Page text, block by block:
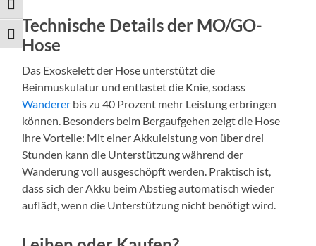
Umschalten auf hohe Kontraste
Schrift vergrößern
Technische Details der MO/GO-
Hose
Das Exoskelett der Hose unterstützt die
Beinmuskulatur und entlastet die Knie, sodass
Wanderer bis zu 40 Prozent mehr Leistung erbringen
können. Besonders beim Bergaufgehen zeigt die Hose
ihre Vorteile: Mit einer Akkuleistung von über drei
Stunden kann die Unterstützung während der
Wanderung voll ausgeschöpft werden. Praktisch ist,
dass sich der Akku beim Abstieg automatisch wieder
auflädt, wenn die Unterstützung nicht benötigt wird.